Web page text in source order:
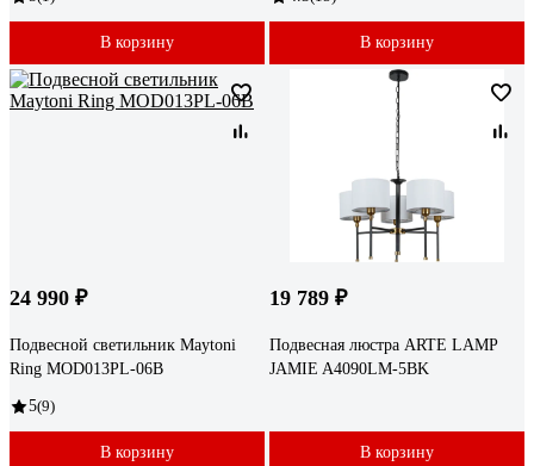
В корзину В корзину
24 990 ₽
Подвесной светильник Maytoni
Ring MOD013PL-06B
5(9)
В корзину
19 789 ₽
Подвесная люстра ARTE LAMP
JAMIE A4090LM-5BK
В корзину